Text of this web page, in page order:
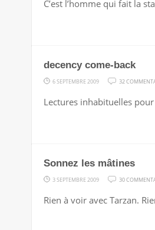
C’est l’homme qui fait la
decency come-back
6 SEPTEMBRE 2009 32
Lectures inhabituelles
Sonnez les mâtines
3 SEPTEMBRE 2009 30
Rien à voir avec Tarzan.